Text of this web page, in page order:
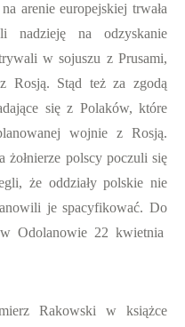
arenie europejskiej trwała
nadzieję na odzyskanie
w sojuszu z Prusami,
Rosją. Stąd też za zgodą
się z Polaków, które
wojnie z Rosją.
żołnierze polscy poczuli się
że oddziały polskie nie
je spacyfikować. Do
Odolanowie 22 kwietnia
Rakowski w książce